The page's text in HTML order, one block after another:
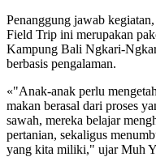
Penanggung jawab
Field Trip ini merupakan
Kampung Bali Ngkari-
berbasis pengalaman.
«"Anak-anak perlu
makan berasal dari proses
sawah, mereka belajar
pertanian, sekaligus
yang kita miliki," ujar Muh